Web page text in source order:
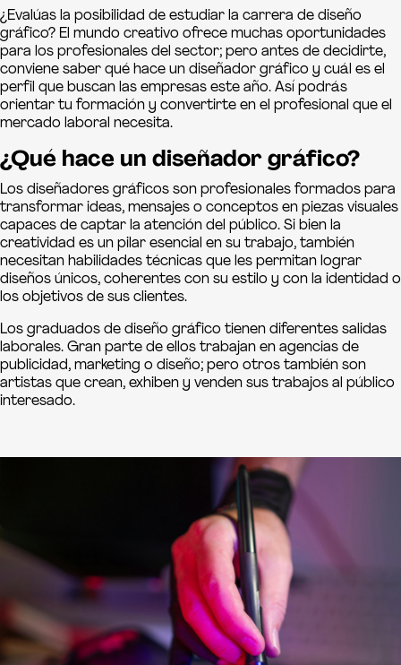
¿Evalúas la posibilidad de estudiar la carrera de diseño
gráfico? El mundo creativo ofrece muchas oportunidades
para los profesionales del sector; pero antes de decidirte,
conviene saber qué hace un diseñador gráfico y cuál es el
perfil que buscan las empresas este año. Así podrás
orientar tu formación y convertirte en el profesional que el
mercado laboral necesita.
¿Qué hace un diseñador gráfico?
Los diseñadores gráficos son profesionales formados para
transformar ideas, mensajes o conceptos en piezas visuales
capaces de captar la atención del público. Si bien la
creatividad es un pilar esencial en su trabajo, también
necesitan habilidades técnicas que les permitan lograr
diseños únicos, coherentes con su estilo y con la identidad o
los objetivos de sus clientes.
Los graduados de diseño gráfico tienen diferentes salidas
laborales. Gran parte de ellos trabajan en agencias de
publicidad, marketing o diseño; pero otros también son
artistas que crean, exhiben y venden sus trabajos al público
interesado.